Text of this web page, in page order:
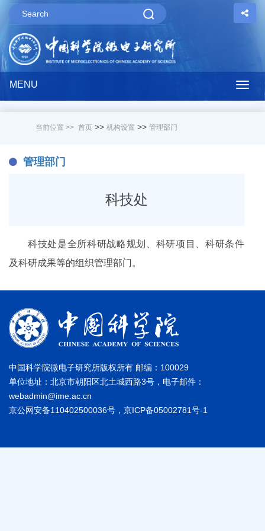
MENU
当前位置 >> 首页 >> 机构设置 >> 管理部门
管理部门
科技处
科技处是全所科研战略规划、科研项目、科研条件
及科研成果等的组织管理部门。
中国科学院微电子研究所版权所有 邮编：100029
单位地址：北京市朝阳区北土城西路3号，电子邮件：
webadmin@ime.ac.cn
京公网安备110402500036号，京ICP备05002781号-1